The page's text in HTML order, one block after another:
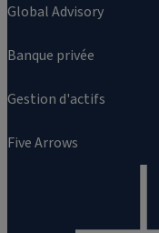
Global Advisory
Banque privée
Gestion d'actifs
Five Arrows